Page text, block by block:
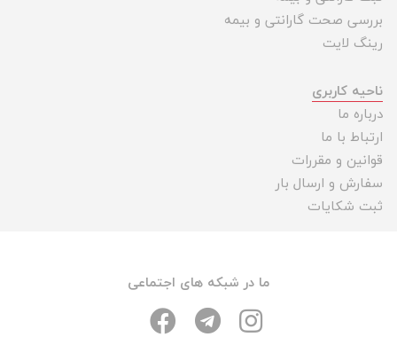
بررسی صحت گارانتی و بیمه
رینگ لایت
ناحیه کاربری
درباره ما
ارتباط با ما
قوانین و مقررات
سفارش و ارسال بار
ثبت شکایات
ما در شبکه های اجتماعی